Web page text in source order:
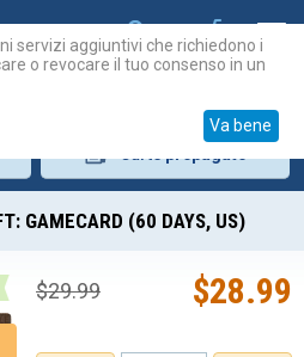
GAMECARD (60 DAYS, US)
$28.99
$29.99
servizi aggiuntivi che richiedono i
o revocare il tuo consenso in un
Va bene